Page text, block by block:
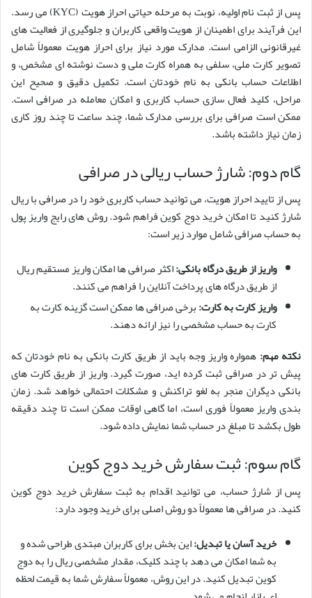
پس از ثبت نام اولیه، نوبت به مرحله حیاتی احراز هویت (KYC) می رسد.
این فرآیند برای اطمینان از هویت واقعی کاربران و جلوگیری از فعالیت های
غیرقانونی الزامی است. مدارک مورد نیاز برای احراز هویت معمولاً شامل
تصویر کارت ملی، سلفی به همراه کارت ملی و دست نوشته ای مشخص، و
اطلاعات حساب بانکی به نام خودتان است. تکمیل دقیق و صحیح این
مراحل، کلید فعال سازی حساب کاربری و امکان معامله در صرافی است.
ممکن است صرافی برای بررسی مدارک شما، چند ساعت تا چند روز کاری
زمان نیاز داشته باشد.
گام دوم: شارژ حساب ریالی در صرافی
پس از تایید احراز هویت، می توانید حساب کاربری خود را در صرافی با ریال
شارژ کنید تا امکان خرید دوج کوین فراهم شود. روش های رایج واریز پول
به حساب صرافی شامل موارد زیر است:
واریز از طریق درگاه بانکی:اکثر صرافی ها امکان واریز مستقیم ریال
از طریق درگاه های پرداخت آنلاین را فراهم می کنند.
واریز کارت به کارت:برخی صرافی ها ممکن است گزینه کارت به
کارت به حساب مشخصی را نیز ارائه دهند.
نکته مهم: همواره واریز وجه باید از طریق کارت بانکی به نام خودتان که
پیش تر در صرافی ثبت کرده اید، صورت گیرد. واریز از طریق کارت های
بانکی دیگران منجر به لغو تراکنش و مشکلات احتمالی خواهد شد. زمان
بندی واریز معمولاً فوری است، اما گاهی اوقات ممکن است تا چند دقیقه
طول بکشد تا مبلغ در حساب شما نمایش داده شود.
گام سوم: ثبت سفارش خرید دوج کوین
پس از شارژ حساب، می توانید اقدام به ثبت سفارش خرید دوج کوین
کنید. در صرافی ها معمولاً دو روش اصلی برای خرید وجود دارد:
خرید آسان یا تبدیل:این بخش برای کاربران مبتدی طراحی شده و
به شما امکان می دهد با چند کلیک، مقدار مشخصی ریال را به دوج
کوین تبدیل کنید. در این روش، معمولاً سفارش شما به قیمت لحظه